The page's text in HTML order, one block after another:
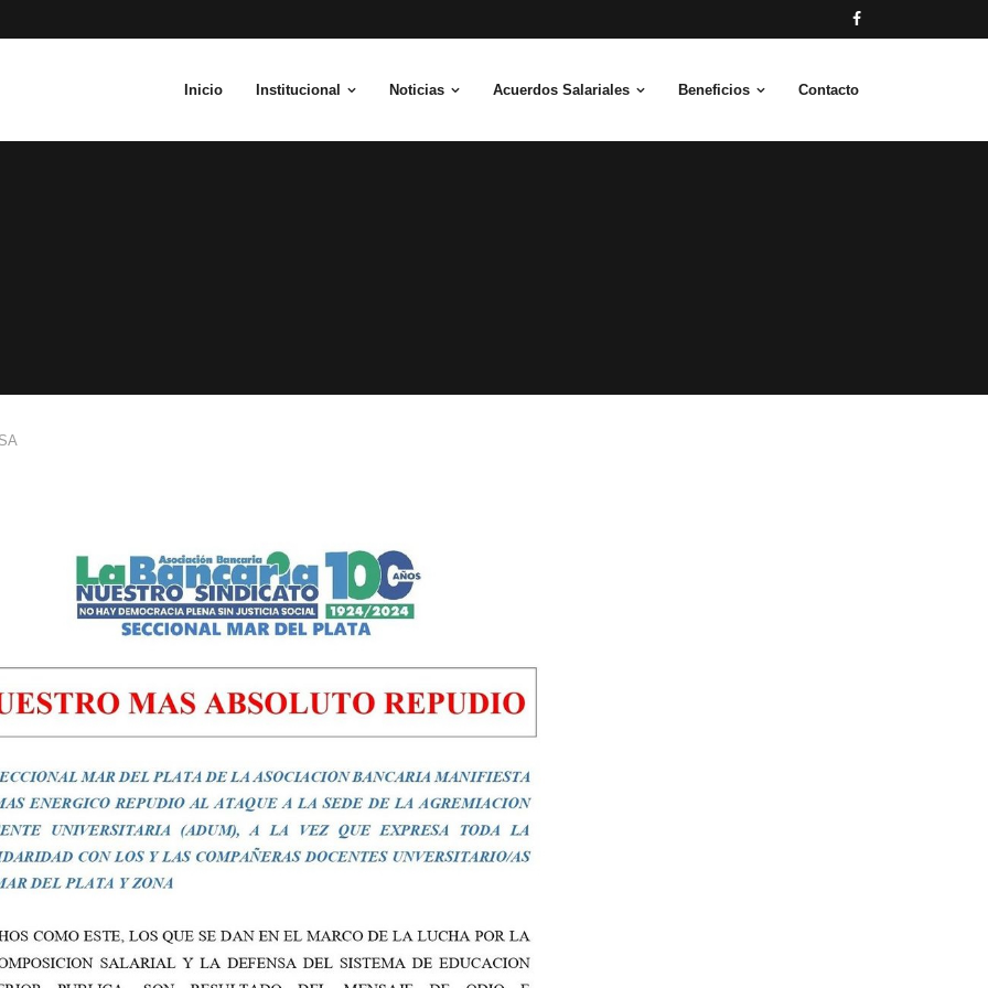
Inicio Institucional Noticias Acuerdos Salariales Beneficios Contacto